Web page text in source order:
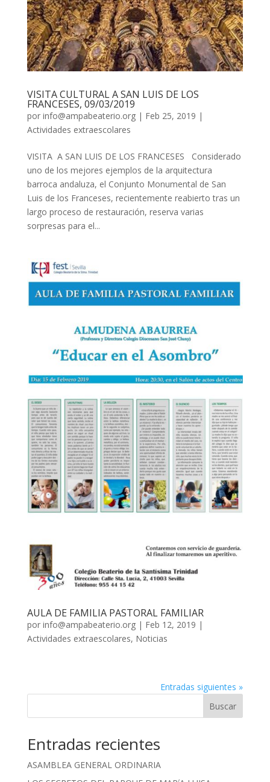
VISITA CULTURAL A SAN LUIS DE LOS
FRANCESES, 09/03/2019
por info@ampabeaterio.org| Feb 25, 2019 |
Actividades extraescolares
VISITA A SAN LUIS DE LOS FRANCESES Considerado
uno de los mejores ejemplos de la arquitectura
barroca andaluza, el Conjunto Monumental de San
Luis de los Franceses, recientemente reabierto tras un
largo proceso de restauración, reserva varias
sorpresas para el...
AULA DE FAMILIA PASTORAL FAMILIAR
por info@ampabeaterio.org| Feb 12, 2019 |
Actividades extraescolares, Noticias
Entradas siguientes »
Buscar
Entradas recientes
ASAMBLEA GENERAL ORDINARIA